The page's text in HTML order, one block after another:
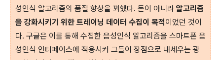
성인식 알고리즘의 품질 향상을 꾀했다. 돈이 아니라 알고리즘
을 강화시키기 위한 트레이닝 데이터 수집이 목적이었던 것이
다. 구글은 이를 통해 수집한 음성인식 알고리즘을 스마트폰 음
성인식 인터페이스에 적용시켜 그들이 장점으로 내세우는 광